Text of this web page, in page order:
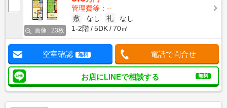
画像 : 23枚
管理費等：--
敷
なし 礼
なし
1-2階
5DK 70㎡
空室確認 無料 電話で問合せ
お店にLINEで相談する 無料